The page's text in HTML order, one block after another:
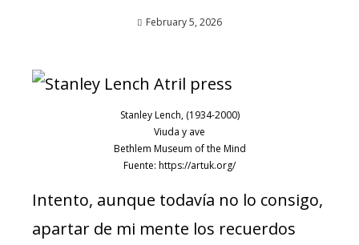
February 5, 2026
Stanley Lench, (1934-2000)
Viuda y ave
Bethlem Museum of the Mind
Fuente: https://artuk.org/
Intento, aunque todavía no lo consigo,
apartar de mi mente los recuerdos